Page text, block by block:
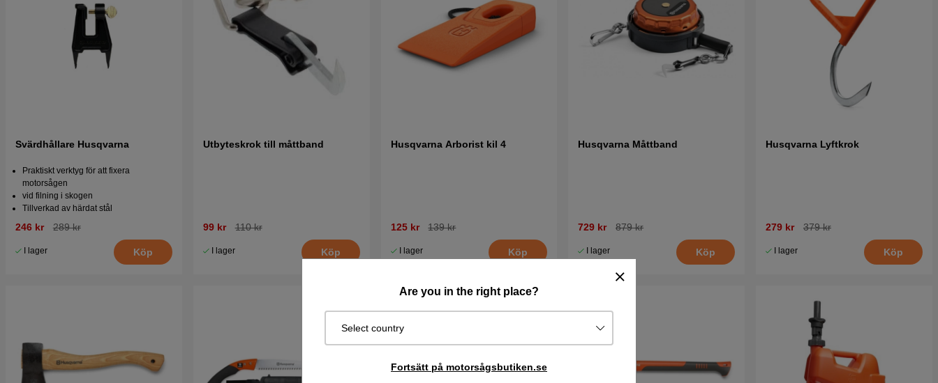
Are you in the right place?
Select country
Fortsätt på motorsågsbutiken.se
Svärdhållare Husqvarna
Praktiskt verktyg för att fixera
motorsågen
vid filning i skogen
Tillverkad av härdat stål
246 kr 289 kr
I lager Köp
Utbyteskrok till måttband
99 kr 110 kr
I lager Köp
Husqvarna Arborist kil 4
125 kr 139 kr
I lager Köp
Husqvarna Måttband
729 kr 879 kr
I lager Köp
Husqvarna Lyftkrok
279 kr 379 kr
I lager Köp